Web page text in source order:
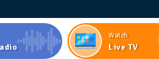
Watch
Live TV